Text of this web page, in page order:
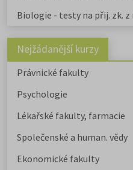
Biologie - testy na přij. zk. z
Nejžádanější kurzy
Právnické fakulty
Psychologie
Lékařské fakulty, farmacie
Společenské a human. vědy
Ekonomické fakulty